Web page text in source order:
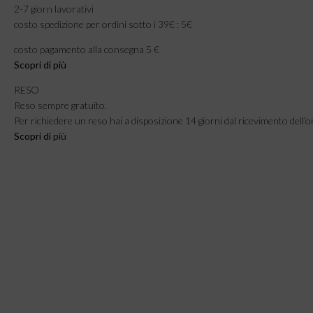
2-7 giorn lavorativi
costo spedizione per ordini sotto i 39€ : 5€
costo pagamento alla consegna 5 €
Scopri di più
RESO
Reso sempre gratuito.
Per richiedere un reso hai a disposizione 14 giorni dal ricevimento
Scopri di più